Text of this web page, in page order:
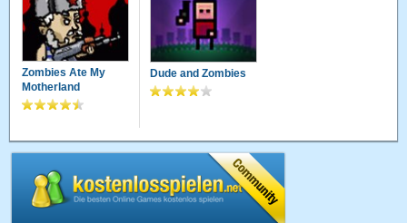
Zombies Ate My
Motherland
Dude and Zombies